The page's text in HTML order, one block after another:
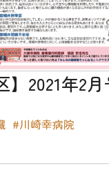
】2021年2
#川崎幸病院